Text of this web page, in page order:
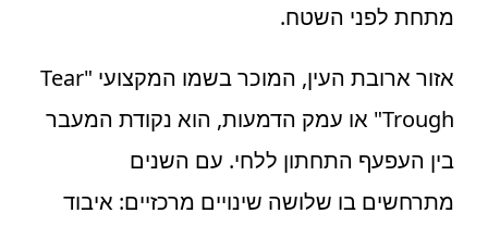
מתחת לפני השטח.
אזור ארובת העין, המוכר בשמו המקצועי "Tear
Trough" או עמק הדמעות, הוא נקודת המעבר
בין העפעף התחתון ללחי. עם השנים
מתרחשים בו שלושה שינויים מרכזיים: איבוד